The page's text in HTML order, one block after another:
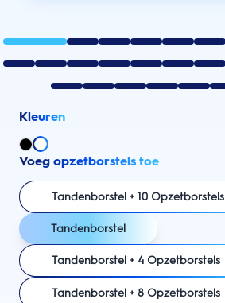
Kleuren
Voeg opzetborstels toe
Tandenborstel + 10 Opzetborstels
Tandenborstel
Tandenborstel + 4 Opzetborstels
Tandenborstel + 8 Opzetborstels